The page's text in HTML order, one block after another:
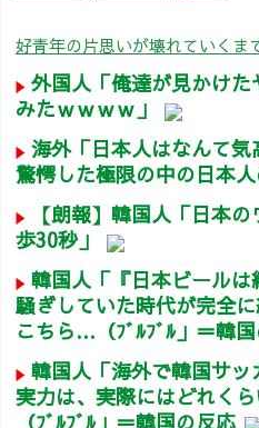
好青年の片思いが壊れていくま
外国人「俺達が見かけ
みたｗｗｗｗ」
海外「日本人はなんて
驚愕した極限の中の日本
【朗報】韓国人「日本
歩30秒」
韓国人「『日本ビール
騒ぎしていた時代が完全
こちら…（ﾌﾞﾙﾌﾞﾙ」＝韓
韓国人「海外で韓国サ
実力は、実際にはどれく
（ﾌﾞﾙﾌﾞﾙ」＝韓国の反応